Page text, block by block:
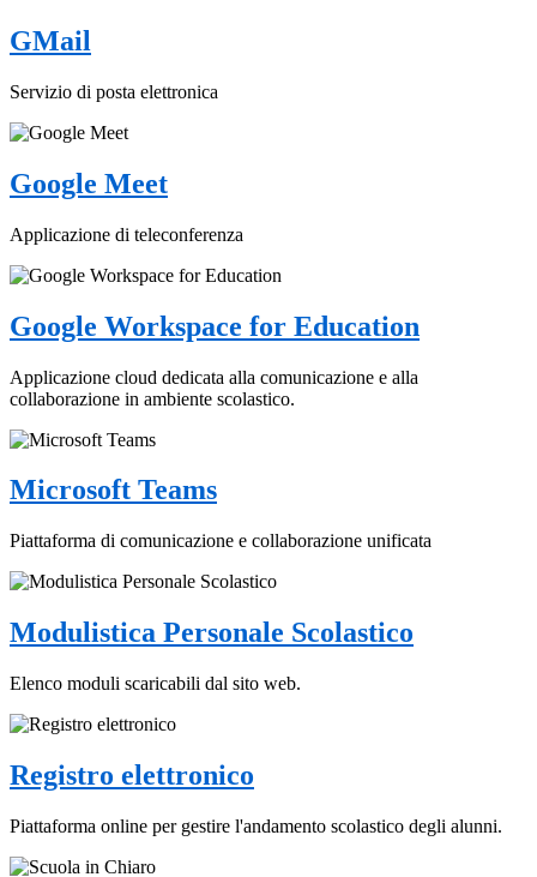
GMail
Servizio di posta elettronica
Google Meet
Applicazione di teleconferenza
Google Workspace for Education
Applicazione cloud dedicata alla comunicazione e alla
collaborazione in ambiente scolastico.
Microsoft Teams
Piattaforma di comunicazione e collaborazione unificata
Modulistica Personale Scolastico
Elenco moduli scaricabili dal sito web.
Registro elettronico
Piattaforma online per gestire l'andamento scolastico degli alunni.